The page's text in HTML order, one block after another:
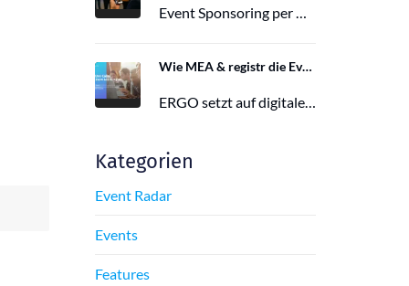
Event Sponsoring per App: messbar, flexibel und interaktiv. Jetzt mehr Sichtbarkeit und Wirkung für dein Event sichern.
Wie MEA & registr die Eventorganisation von 120 ERGO-Events pro Jahr optimieren
ERGO setzt auf digitale Eventorganisation mit MEA & registr. Effizient, nachhaltig und interaktiv – so gelingt moderne Eventplanung.
Kategorien
Event Radar
Events
Features